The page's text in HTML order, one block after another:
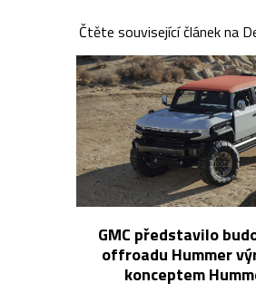
Čtěte související článek na
GMC představilo
offroadu Hummer
konceptem